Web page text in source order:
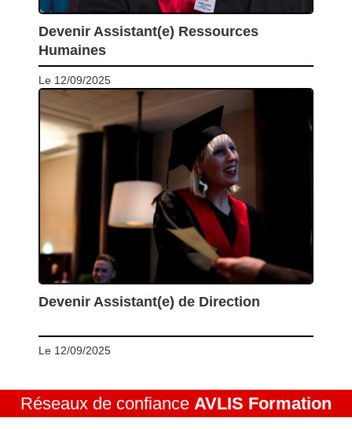
Devenir Assistant(e) Ressources
Humaines
Le 12/09/2025
Devenir Assistant(e) de Direction
Le 12/09/2025
Réseaux de confiance AVLIS Formation